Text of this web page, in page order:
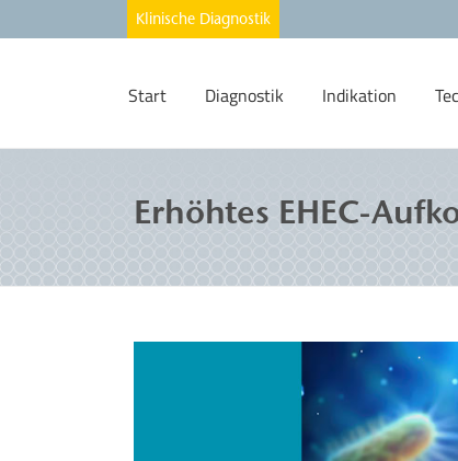
Start Diagnostik Indikation
Erhöhtes EHEC-